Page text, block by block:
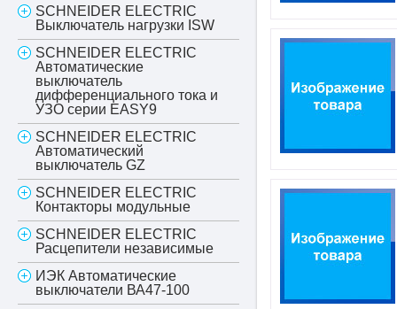
SCHNEIDER ELECTRIC
Выключатель нагрузки ISW
SCHNEIDER ELECTRIC
Автоматические
выключатель
дифференциального тока и
УЗО серии EASY9
SCHNEIDER ELECTRIC
Автоматический
выключатель GZ
SCHNEIDER ELECTRIC
Контакторы модульные
SCHNEIDER ELECTRIC
Расцепители независимые
ИЭК Автоматические
выключатели ВА47-100